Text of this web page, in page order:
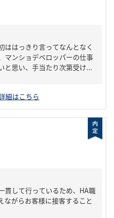
ははっきり言ってなんとなく
マンショデベロッパーの仕事
と思い、手当たり次第受け...
細はこちら
貫して行っているため、HA職
ながらお客様に接客すること